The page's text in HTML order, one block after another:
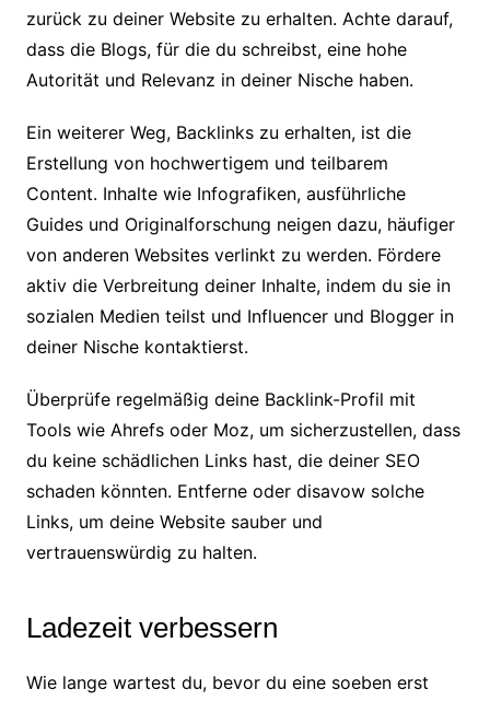
zurück zu deiner Website zu erhalten. Achte darauf,
dass die Blogs, für die du schreibst, eine hohe
Autorität und Relevanz in deiner Nische haben.
Ein weiterer Weg, Backlinks zu erhalten, ist die
Erstellung von hochwertigem und teilbarem
Content. Inhalte wie Infografiken, ausführliche
Guides und Originalforschung neigen dazu, häufiger
von anderen Websites verlinkt zu werden. Fördere
aktiv die Verbreitung deiner Inhalte, indem du sie in
sozialen Medien teilst und Influencer und Blogger in
deiner Nische kontaktierst.
Überprüfe regelmäßig deine Backlink-Profil mit
Tools wie Ahrefs oder Moz, um sicherzustellen, dass
du keine schädlichen Links hast, die deiner SEO
schaden könnten. Entferne oder disavow solche
Links, um deine Website sauber und
vertrauenswürdig zu halten.
Ladezeit verbessern
Wie lange wartest du, bevor du eine soeben erst